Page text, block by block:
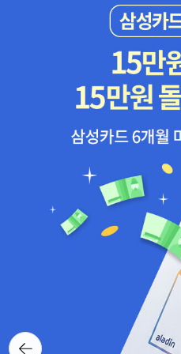
강 / 유시민 / 생각의 길 / 292쪽 (66) 모킹 제이 / 수잔 콜린스 / 북
(69) 아담 비드 2 / 조지 엘리엇 /
(70) 해방전후사의 인식 / 백기
<최고가 아니면 다 실패한 삶
은, 영국의 철학자 줄리언 바지니
같이 쓴 책이다. 자기계발에 지친
말정도로 보면 되겠다. <그리스도
서의 일환으로 나왔다. 이 책은
프 카프라와 두 가톨릭 수도자가
나왔다고 한다. <밀의 자유론 입
이제 몇 권 안남았네. <비합리성의 심리학>은 옆에 있는 <
고정관념은 세상을 어떻게 위협하
비합리성과 고정관념이라는 상반
있을 것 같기 때문이다. 실수하는
어느것이 더 낫나? <소크라테스
만 헬레니즘과 헤브라이즘을 적절
해 추가했다. 서양문화의 근간이기 때문에.. <
뒤로가